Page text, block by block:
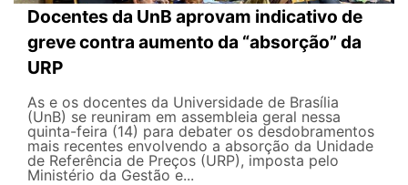
Docentes da UnB aprovam indicativo de
greve contra aumento da “absorção” da
URP
As e os docentes da Universidade de Brasília
(UnB) se reuniram em assembleia geral nessa
quinta-feira (14) para debater os desdobramentos
mais recentes envolvendo a absorção da Unidade
de Referência de Preços (URP), imposta pelo
Ministério da Gestão e...